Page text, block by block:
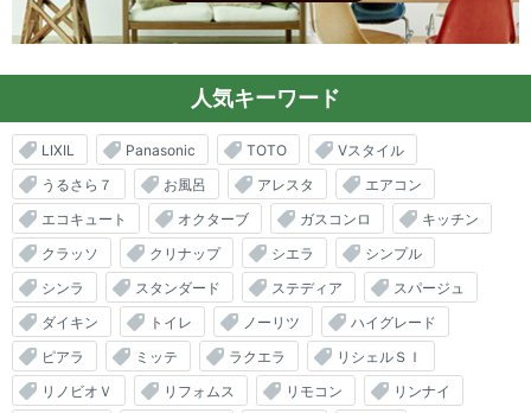
人気キーワード
LIXIL Panasonic TOTO
Vスタイル
うるさら７
お風呂 アレスタ
エアコン
エコキュート
オクターブ ガスコンロ
キッチン
クラッソ
クリナップ シエラ
シンプル
シンラ
スタンダード ステディア
スパージュ
ダイキン
トイレ ノーリツ
ハイグレード
ピアラ
ミッテ ラクエラ
リシェルＳＩ
リノビオＶ
リフォムス リモコン
リンナイ